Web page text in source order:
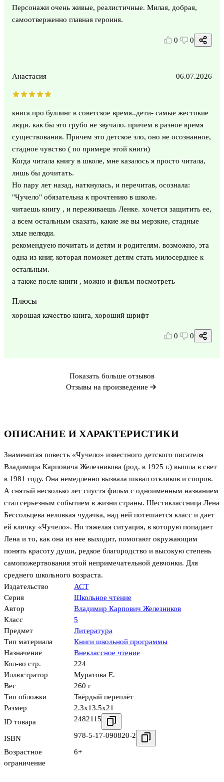
ОПИСАНИЕ И ХАРАКТЕРИСТИКИ
Знаменитая повесть «Чучело» известного детского писателя
Владимира Карповича Железникова (род. в 1925 г.) вышла в свет
в 1981 году. Она немедленно вызвала шквал откликов и споров.
А снятый несколько лет спустя фильм с одноименным названием
стал серьезным событием в жизни страны. Шестиклассница Лена
Бессольцева неловкая чудачка, над ней потешается класс и дает
ей кличку «Чучело». Но тяжелая ситуация, в которую попадает
Лена и то, как она из нее выходит, помогают окружающим
понять красоту души, редкое благородство и высокую степень
самопожертвования этой непримечательной девчонки. Для
среднего школьного возраста.
Издательство
АСТ
Серия
Школьное чтение
Автор
Владимир Карпович Железников
Класс
5
Предмет
Литература
Тип материала
Книги школьной программы
Назначение
Внеклассное чтение
Кол-во стр.
224
Иллюстратор
Муратова Е.
Вес
260 г
Тип обложки
Твёрдый переплёт
Размер
2.3x13.5x21
ID товара
2482115
ISBN 978-5-17-090820-2
Возрастное
ограничение
6+
Персонажи очень живые, реалистичные. Милая, добрая,
самоотверженно главная героиня.
0 0
Анастасия 06.07.2026
книга про буллинг в советское время..дети- самые жестокие
люди. как бы это грубо не звучало. причем в разное время
существования. Причем это детское зло, оно не осознанное,
стадное чувство ( по примере этой книги)
Когда читала книгу в школе, мне казалось я просто читала,
лишь бы дочитать.
Но пару лет назад, наткнулась, и перечитав, осознала:
"Чучело" обязательна к прочтению в школе.
читаешь книгу , и переживаешь Ленке. хочется защитить ее,
а всем остальным сказать, какие же вы мерзкие, стадные
злые нелюди.
рекомендуею почитать и детям и родителям. возможно, эта
одна из книг, которая поможет детям стать милосерднее к
остальным.
а также после книги , можно и фильм посмотреть
Плюсы
хорошая качество книга, хороший шрифт
0 0
Показать больше отзывов
Отзывы на произведение